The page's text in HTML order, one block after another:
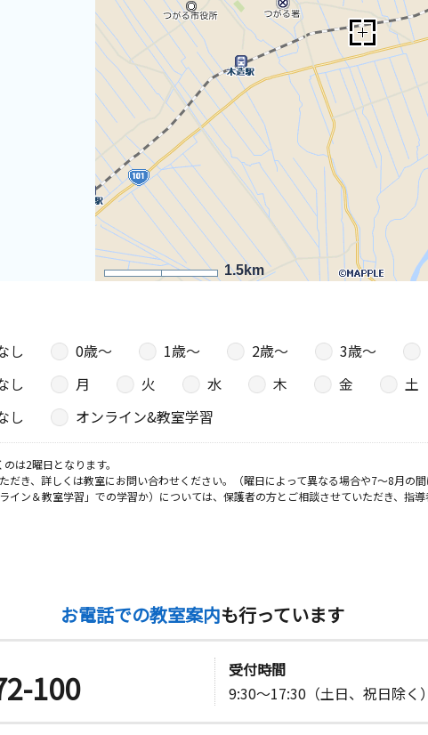
1.5km
し 0歳〜 1歳〜 2歳〜 3歳〜
し 月 火 水 木 金
土
し オンライン&教室学習
は2曜日となります。
き、詳しくは教室にお問い合わせください。（曜日によって異なる場合や7～8月の間
ン＆教室学習」での学習か）については、保護者の方とご相談させていただき、指導
お電話での教室案内も行っています
100
受付時間
9:30～17:30（土日、祝日除く）